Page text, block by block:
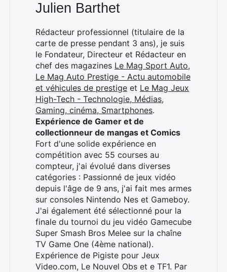
Julien Barthet
Rédacteur professionnel (titulaire de la
carte de presse pendant 3 ans), je suis
le Fondateur, Directeur et Rédacteur en
chef des magazines Le Mag Sport Auto,
Le Mag Auto Prestige - Actu automobile
et véhicules de prestige et Le Mag Jeux
High-Tech - Technologie, Médias,
Gaming, cinéma, Smartphones.
Expérience de Gamer et de
collectionneur de mangas et Comics
Fort d'une solide expérience en
compétition avec 55 courses au
compteur, j'ai évolué dans diverses
catégories : Passionné de jeux vidéo
depuis l'âge de 9 ans, j'ai fait mes armes
sur consoles Nintendo Nes et Gameboy.
J'ai également été sélectionné pour la
finale du tournoi du jeu vidéo Gamecube
Super Smash Bros Melee sur la chaîne
TV Game One (4ème national).
Expérience de Pigiste pour Jeux
Video.com, Le Nouvel Obs et e TF1. Par